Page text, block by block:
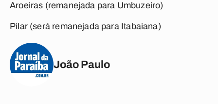
Aroeiras (remanejada para Umbuzeiro)
Pilar (será remanejada para Itabaiana)
João Paulo